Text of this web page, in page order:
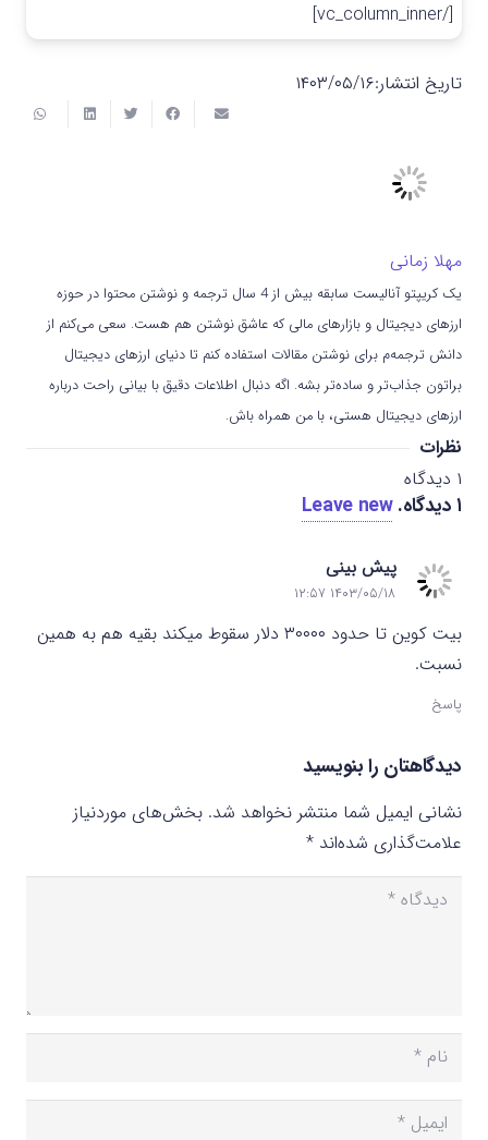
[/vc_column_inner]
تاریخ انتشار:۱۴۰۳/۰۵/۱۶
مهلا زمانی
یک کریپتو آنالیست سابقه بیش از 4 سال ترجمه و نوشتن محتوا در حوزه
ارزهای دیجیتال و بازارهای مالی که عاشق نوشتن هم هست. سعی می‌کنم از
دانش ترجمه‌م برای نوشتن مقالات استفاده کنم تا دنیای ارزهای دیجیتال
براتون جذاب‌تر و ساده‌تر بشه. اگه دنبال اطلاعات دقیق با بیانی راحت درباره
ارزهای دیجیتال هستی، با من همراه باش.
نظرات
۱ دیدگاه
۱دیدگاه.
Leave new
پیش بینی
۱۴۰۳/۰۵/۱۸ ۱۲:۵۷
بیت کوین تا حدود ۳۰۰۰۰ دلار سقوط میکند بقیه هم به همین
نسبت.
پاسخ
دیدگاهتان را بنویسید
نشانی ایمیل شما منتشر نخواهد شد. بخش‌های موردنیاز
علامت‌گذاری شده‌اند *